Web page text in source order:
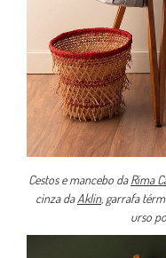
Cestos e mancebo daRima
cinza daAklin, garrafa
urso